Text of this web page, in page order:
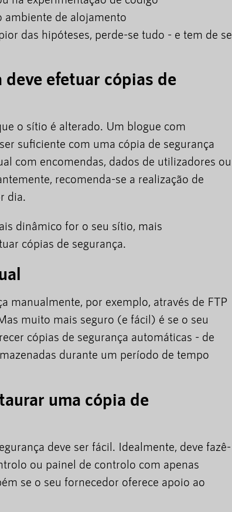
ambiente de alojamento
das hipóteses, perde-se tudo - e tem de se
efetuar cópias de
o sítio é alterado. Um blogue com
suficiente com uma cópia de segurança
com encomendas, dados de utilizadores ou
recomenda-se a realização de
dia.
dinâmico for o seu sítio, mais
cópias de segurança.
manualmente, por exemplo, através de FTP
muito mais seguro (e fácil) é se o seu
cópias de segurança automáticas - de
durante um período de tempo
uma cópia de
deve ser fácil. Idealmente, deve fazê-
ou painel de controlo com apenas
se o seu fornecedor oferece apoio ao